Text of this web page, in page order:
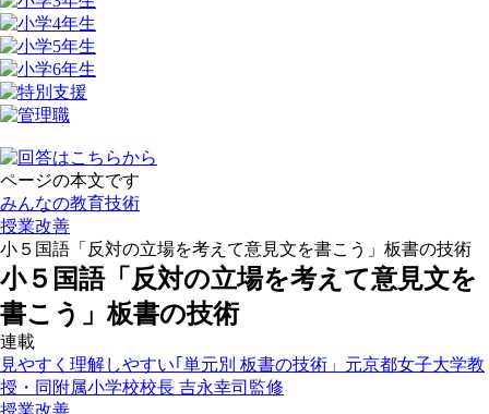
ページの本文です
みんなの教育技術
授業改善
小５国語「反対の立場を考えて意見文を書こう」板書の技術
小５国語「反対の立場を考えて意見文を
書こう」板書の技術
連載
見やすく理解しやすい｢単元別 板書の技術」元京都女子大学教
授・同附属小学校校長 吉永幸司監修
授業改善